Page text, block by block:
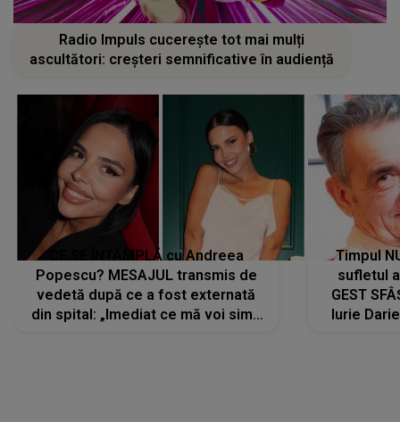
Radio Impuls cucerește tot mai mulți
ascultători: creșteri semnificative în audiență
CE SE ÎNTÂMPLĂ cu Andreea
Popescu? MESAJUL transmis de
vedetă după ce a fost externată
din spital: „Imediat ce mă voi simți
Timpul
sufletul
GEST
Iurie